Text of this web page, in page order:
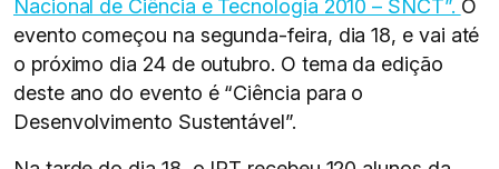
Nacional de Ciência e Tecnologia 2010 – SNCT”. O
evento começou na segunda-feira, dia 18, e vai até
o próximo dia 24 de outubro. O tema da edição
deste ano do evento é “Ciência para o
Desenvolvimento Sustentável”.